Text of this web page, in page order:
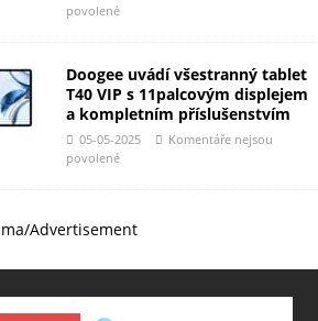
povolené
Doogee uvádí všestranný tablet
T40 VIP s 11palcovým displejem
a kompletním příslušenstvím
05-05-2025
Komentáře nejsou
povolené
Advertisement